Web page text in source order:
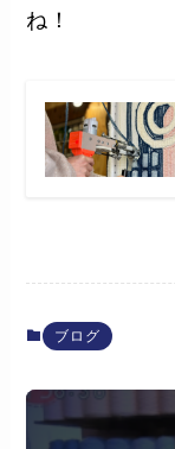
ね！
ブログ